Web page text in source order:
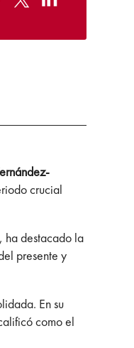
crucial
ha destacado la
presente y
En su
como el